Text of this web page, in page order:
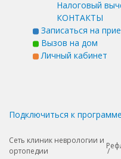
Налоговый
КОНТАКТЫ
Записаться на
Вызов на дом
Личный кабинет
Подключиться к
Сеть клиник неврологии и
ортопедии